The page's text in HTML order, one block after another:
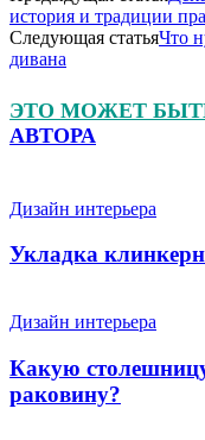
история и традиции
Следующая статьяЧто
дивана
ЭТО МОЖЕТ
АВТОРА
Дизайн интерьера
Укладка
Дизайн интерьера
Какую
раковину?